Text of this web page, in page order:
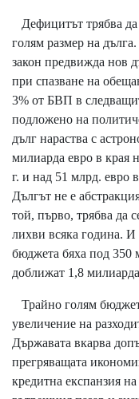
Дефицитът трябва да
голям размер на
закон предвижда нов
при спазване на
3% от БВП в
подложено на
дълг нараства с
милиарда евро в края
г. и над 51 млрд. евро
Дългът не е
той, първо, трябва да
лихви всяка година. И
бюджета бяха под 350
доближат 1,8
Трайно голям
увеличение на
Държавата вкарва
прегряващата
кредитна експанзия